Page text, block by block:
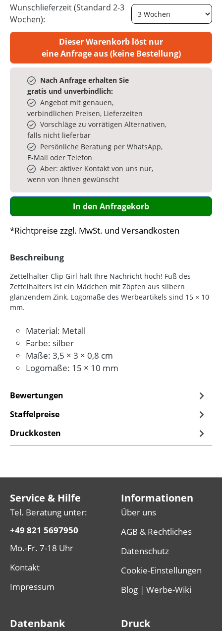
Wunschlieferzeit (Standard 2-3
Wochen):
Dieser Warenkorb löst nur
eine Anfrage aus (keine Bestellung)
Nach Anfrage erhalten Sie
gratis und unverbindlich:
Angebot mit genauen,
verbindlichen Preisen, Lieferzeiten
Vorschläge zu vorrätigen Alternativen,
falls nicht lieferbar
Persönliche Beratung per WhatsApp,
E‑Mail oder Telefon
Aber: aktiver Kontakt von uns nur,
wenn von Ihnen gewünscht
In den Anfragekorb
*Richtpreise zzgl. MwSt. und Versandkosten
Beschreibung
Zettelhalter Clip Girl hält Ihre Nachricht hoch! Fuß des
Zettelhalters ist ein Mädchen mit Zöpfen aus silbern
glänzendem Zink. Logomaße des Werbeartikels sind 15 × 10
mm.
Material: Metall
Farbe: silber
Maße: 3,5 × 3 × 0,8 cm
Logomaße: 15 × 10 mm
Bewertungen
Staffelpreise
Druckkosten
Service & Hilfe
Tel. Beratung unter:
+49 821 5697950
Mo.-Fr. 7-18 Uhr
Kontakt
Impressum
Informationen
Über uns
AGB & Rechtliches
Datenschutz
Cookie-Einstellungen
Blog | Werbe-Wiki
Datenbank Druck